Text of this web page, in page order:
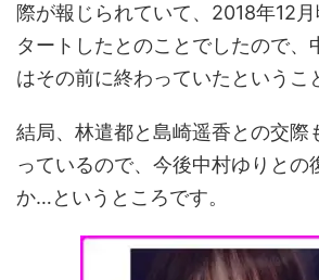
際が報じられていて、2018年12
タートしたとのことでしたので、
はその前に終わっていたというこ
結局、林遣都と島崎遥香との交際
っているので、今後中村ゆりとの
か…というところです。